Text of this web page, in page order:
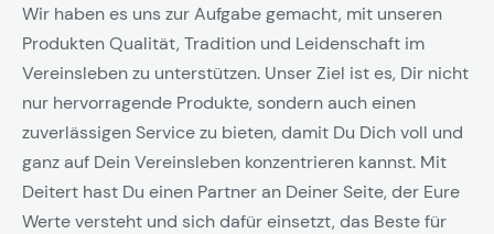
Wir haben es uns zur Aufgabe gemacht, mit unseren
Produkten Qualität, Tradition und Leidenschaft im
Vereinsleben zu unterstützen. Unser Ziel ist es, Dir nicht
nur hervorragende Produkte, sondern auch einen
zuverlässigen Service zu bieten, damit Du Dich voll und
ganz auf Dein Vereinsleben konzentrieren kannst. Mit
Deitert hast Du einen Partner an Deiner Seite, der Eure
Werte versteht und sich dafür einsetzt, das Beste für